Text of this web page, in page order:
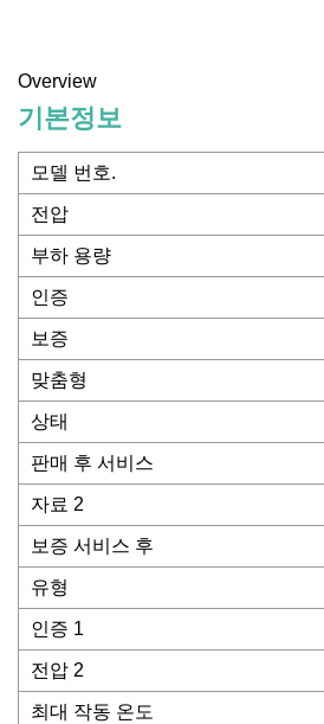
Overview
기본정보
모델 번호.
전압
부하 용량
인증
보증
맞춤형
상태
판매 후 서비스
자료 2
보증 서비스 후
유형
인증 1
전압 2
최대 작동 온도